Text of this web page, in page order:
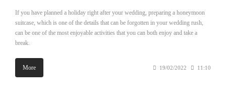
If you have planned a holiday right after your wedding, preparing a honeymoon
suitcase, which is one of the details that can be forgotten in your wedding rush,
can be one of the most enjoyable activities that you can both enjoy and take a
break.
More 19/02/2022 11:10